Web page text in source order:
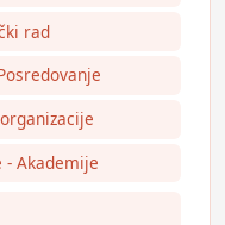
rad
- Akademije